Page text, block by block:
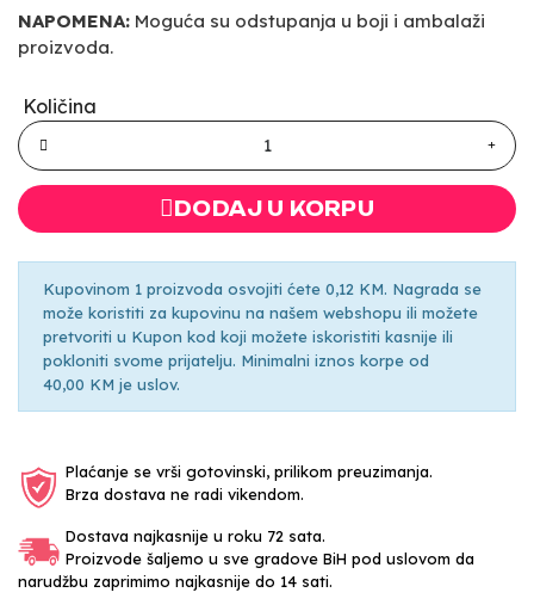
NAPOMENA: Moguća su odstupanja u boji i ambalaži
proizvoda.
Količina
DODAJ U KORPU
Kupovinom 1 proizvoda osvojiti ćete 0,12 KM. Nagrada se
može koristiti za kupovinu na našem webshopu ili možete
pretvoriti u Kupon kod koji možete iskoristiti kasnije ili
pokloniti svome prijatelju. Minimalni iznos korpe od
40,00 KM je uslov.
Plaćanje se vrši gotovinski, prilikom preuzimanja.
Brza dostava ne radi vikendom.
Dostava najkasnije u roku 72 sata.
Proizvode šaljemo u sve gradove BiH pod uslovom da
narudžbu zaprimimo najkasnije do 14 sati.